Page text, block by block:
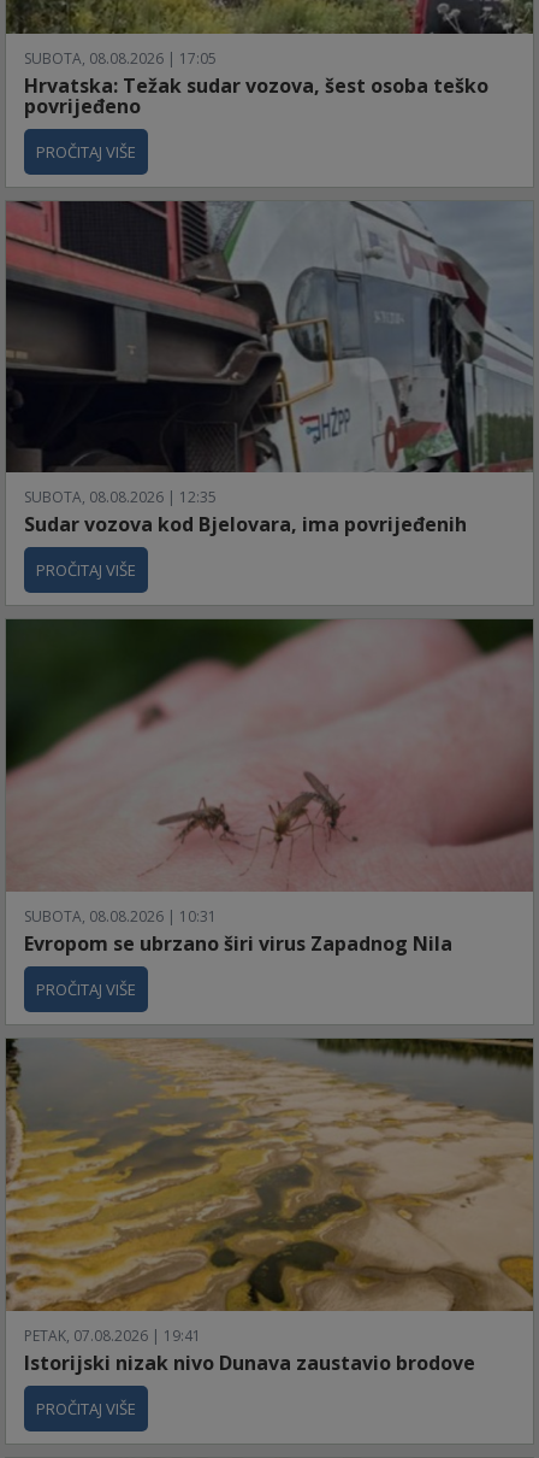
SUBOTA, 08.08.2026 | 17:05
Hrvatska: Težak sudar vozova, šest osoba teško
povrijeđeno
PROČITAJ VIŠE
SUBOTA, 08.08.2026 | 12:35
Sudar vozova kod Bjelovara, ima povrijeđenih
PROČITAJ VIŠE
SUBOTA, 08.08.2026 | 10:31
Evropom se ubrzano širi virus Zapadnog Nila
PROČITAJ VIŠE
PETAK, 07.08.2026 | 19:41
Istorijski nizak nivo Dunava zaustavio brodove
PROČITAJ VIŠE